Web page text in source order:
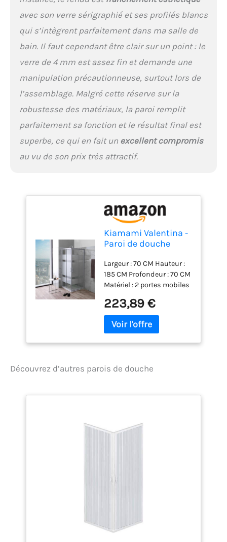
avec son verre sérigraphié et ses profilés blancs
qui s’intègrent parfaitement dans ma salle de
bain. Il faut cependant être clair sur un point : le
verre de 4 mm est assez fin et demande une
manipulation précautionneuse, surtout lors de
l’assemblage. Malgré cette réserve sur la
robustesse des matériaux, la paroi remplit
parfaitement sa fonction et le résultat final est
superbe, ce qui en fait un excellent compromis
au vu de son prix très attractif.
Kiamami Valentina -
Paroi de douche
sérigraphié 4mm
profilé blanc | Venere
Largeur : 70 CM Hauteur :
185 CM Profondeur : 70 CM
Matériel : 2 portes mobiles
sérigraphie. Cadre en
aluminium peint.
Poignées en ABS Finitions
peint en blanc. Poignées
Libérations rapides
inférieures. Double patin
Ouverture coulissante et
223,89 €
Découvrez d’autres parois de douche